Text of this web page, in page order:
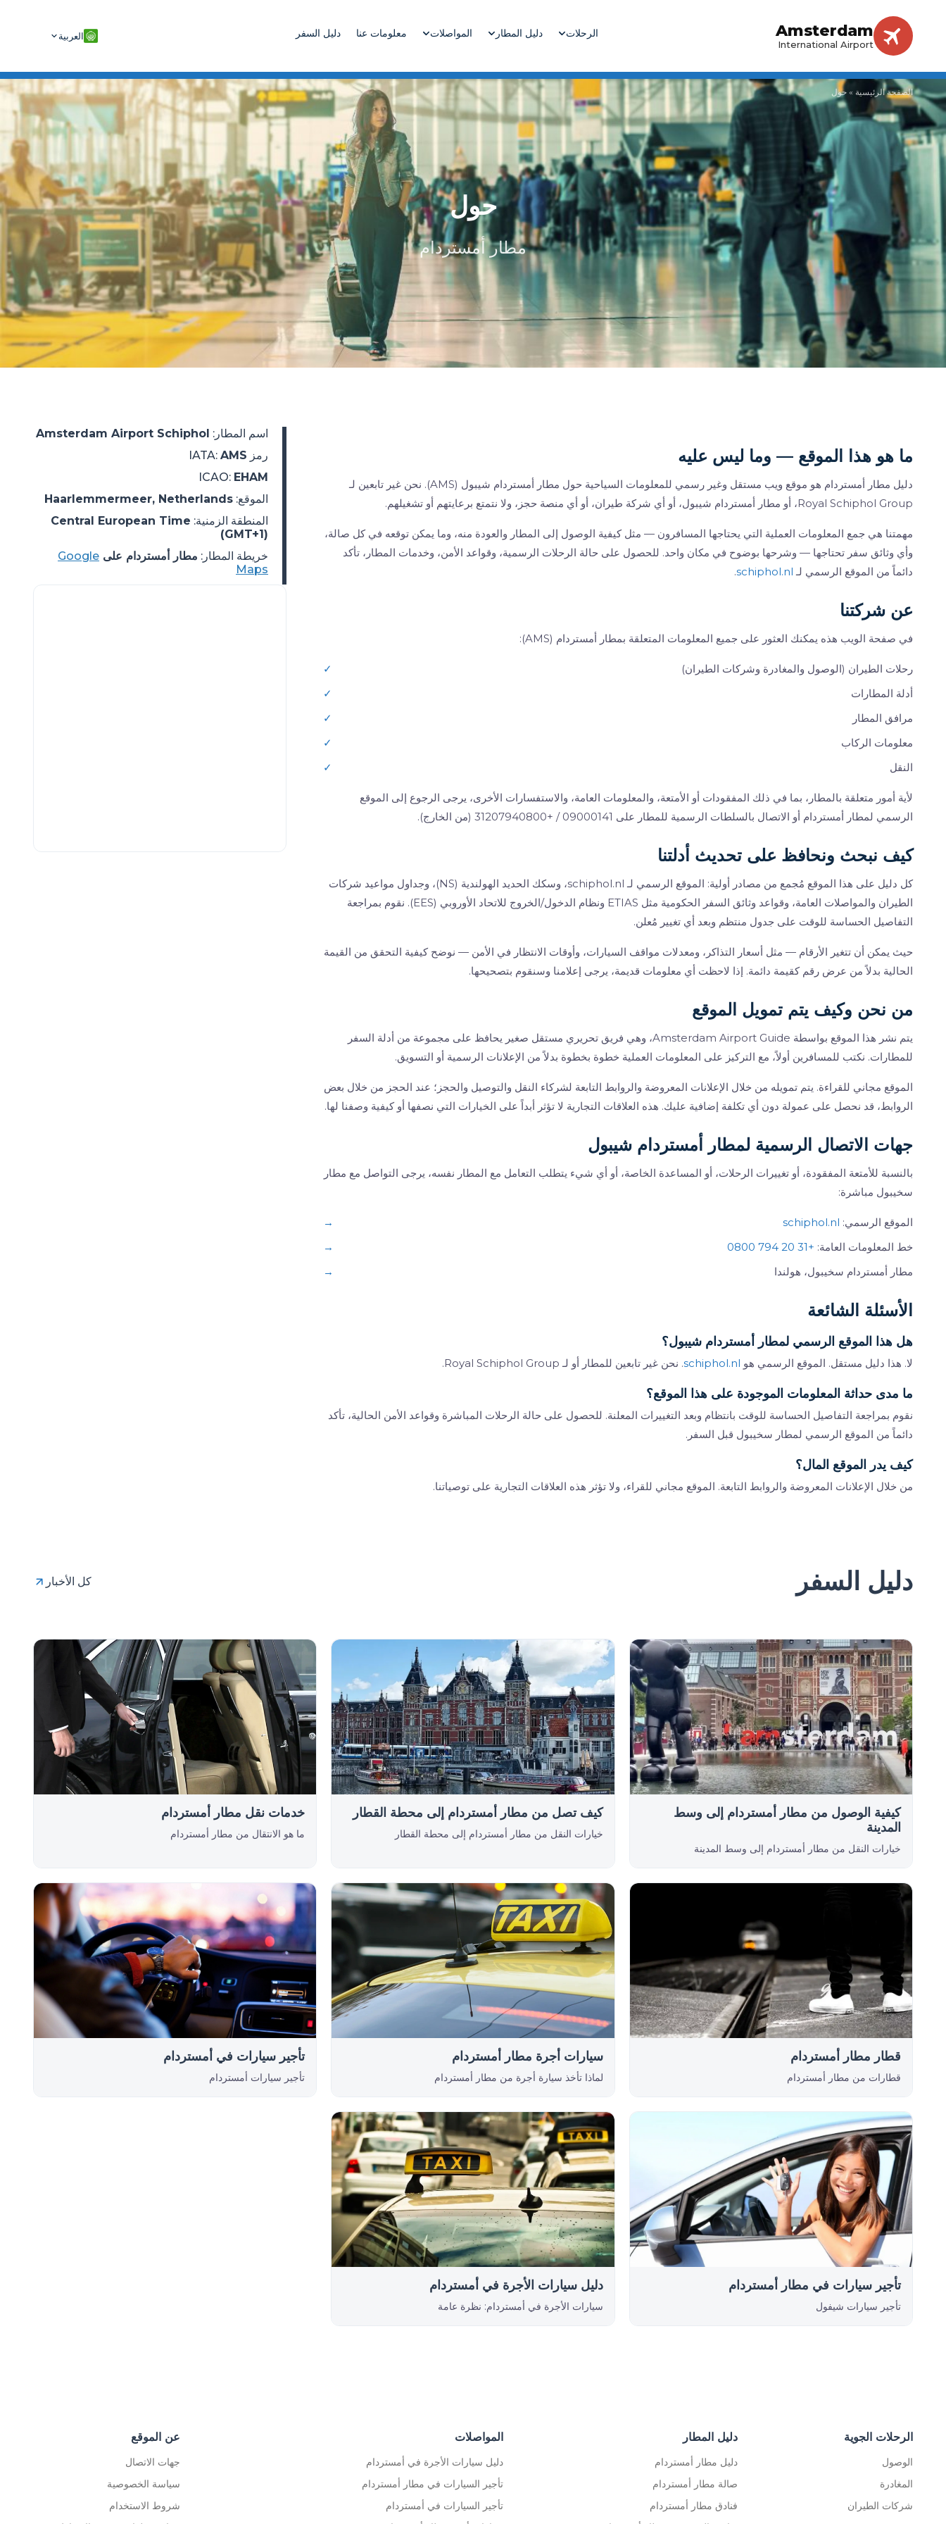
Amsterdam
International Airport
الرحلات دليل المطار المواصلات معلومات عنا دليل السفر العربية
الصفحة الرئيسية » حول
حول
مطار أمستردام
ما هو هذا الموقع — وما ليس عليه
دليل مطار أمستردام هو موقع ويب مستقل وغير رسمي للمعلومات السياحية حول مطار أمستردام شيبول (AMS). نحن غير تابعين لـ
Royal Schiphol Group، أو مطار أمستردام شيبول، أو أي شركة طيران، أو أي منصة حجز، ولا نتمتع برعايتهم أو تشغيلهم.
مهمتنا هي جمع المعلومات العملية التي يحتاجها المسافرون — مثل كيفية الوصول إلى المطار والعودة منه، وما يمكن توقعه في كل صالة،
وأي وثائق سفر تحتاجها — وشرحها بوضوح في مكان واحد. للحصول على حالة الرحلات الرسمية، وقواعد الأمن، وخدمات المطار، تأكد
دائماً من الموقع الرسمي لـ schiphol.nl
.
عن شركتنا
في صفحة الويب هذه يمكنك العثور على جميع المعلومات المتعلقة بمطار أمستردام (AMS):
✓
رحلات الطيران (الوصول والمغادرة وشركات الطيران)
✓
أدلة المطارات
✓
مرافق المطار
✓
معلومات الركاب
✓
النقل
لأية أمور متعلقة بالمطار، بما في ذلك المفقودات أو الأمتعة، والمعلومات العامة، والاستفسارات الأخرى، يرجى الرجوع إلى الموقع
الرسمي لمطار أمستردام أو الاتصال بالسلطات الرسمية للمطار على 09000141 / +31207940800 (من الخارج).
كيف نبحث ونحافظ على تحديث أدلتنا
كل دليل على هذا الموقع مُجمع من مصادر أولية: الموقع الرسمي لـ schiphol.nl، وسكك الحديد الهولندية (NS)، وجداول مواعيد شركات
الطيران والمواصلات العامة، وقواعد وثائق السفر الحكومية مثل ETIAS ونظام الدخول/الخروج للاتحاد الأوروبي (EES). نقوم بمراجعة
التفاصيل الحساسة للوقت على جدول منتظم وبعد أي تغيير مُعلن.
حيث يمكن أن تتغير الأرقام — مثل أسعار التذاكر، ومعدلات مواقف السيارات، وأوقات الانتظار في الأمن — نوضح كيفية التحقق من القيمة
الحالية بدلاً من عرض رقم كقيمة دائمة. إذا لاحظت أي معلومات قديمة، يرجى إعلامنا وسنقوم بتصحيحها.
من نحن وكيف يتم تمويل الموقع
يتم نشر هذا الموقع بواسطة Amsterdam Airport Guide، وهي فريق تحريري مستقل صغير يحافظ على مجموعة من أدلة السفر
للمطارات. نكتب للمسافرين أولاً، مع التركيز على المعلومات العملية خطوة بخطوة بدلاً من الإعلانات الرسمية أو التسويق.
الموقع مجاني للقراءة. يتم تمويله من خلال الإعلانات المعروضة والروابط التابعة لشركاء النقل والتوصيل والحجز؛ عند الحجز من خلال بعض
الروابط، قد نحصل على عمولة دون أي تكلفة إضافية عليك. هذه العلاقات التجارية لا تؤثر أبداً على الخيارات التي نصفها أو كيفية وصفنا لها.
جهات الاتصال الرسمية لمطار أمستردام شيبول
بالنسبة للأمتعة المفقودة، أو تغييرات الرحلات، أو المساعدة الخاصة، أو أي شيء يتطلب التعامل مع المطار نفسه، يرجى التواصل مع مطار
سخيبول مباشرة:
→ الموقع الرسمي: schiphol.nl
→
خط المعلومات العامة: +31 20 794 0800
→
مطار أمستردام سخيبول، هولندا
الأسئلة الشائعة
هل هذا الموقع الرسمي لمطار أمستردام شيبول؟
لا. هذا دليل مستقل. الموقع الرسمي هو schiphol.nl. نحن غير تابعين للمطار أو لـ Royal Schiphol Group.
ما مدى حداثة المعلومات الموجودة على هذا الموقع؟
نقوم بمراجعة التفاصيل الحساسة للوقت بانتظام وبعد التغييرات المعلنة. للحصول على حالة الرحلات المباشرة وقواعد الأمن الحالية، تأكد
دائماً من الموقع الرسمي لمطار سخيبول قبل السفر.
كيف يدر الموقع المال؟
من خلال الإعلانات المعروضة والروابط التابعة. الموقع مجاني للقراء، ولا تؤثر هذه العلاقات التجارية على توصياتنا.
اسم المطار :
Amsterdam Airport Schiphol
رمز IATA
: AMS
ICAO: EHAM
الموقع:
Haarlemmermeer, Netherlands
المنطقة الزمنية:
Central European Time
(GMT+1)
خريطة المطار: مطار أمستردام على Google
Maps
دليل السفر كل الأخبار
كيفية الوصول من مطار أمستردام إلى وسط
المدينة
خيارات النقل من مطار أمستردام إلى وسط المدينة
كيف تصل من مطار أمستردام إلى محطة القطار
خيارات النقل من مطار أمستردام إلى محطة القطار
خدمات نقل مطار أمستردام
ما هو الانتقال من مطار أمستردام
قطار مطار أمستردام
قطارات من مطار أمستردام
سيارات أجرة مطار أمستردام
لماذا تأخذ سيارة أجرة من مطار أمستردام
تأجير سيارات في أمستردام
تأجير سيارات أمستردام
تأجير سيارات في مطار أمستردام
تأجير سيارات شيفول
دليل سيارات الأجرة في أمستردام
سيارات الأجرة في أمستردام: نظرة عامة
الرحلات الجوية
الوصول
المغادرة
شركات الطيران
دليل المطار
دليل مطار أمستردام
صالة مطار أمستردام
فنادق مطار أمستردام
المواصلات
دليل سيارات الأجرة في أمستردام
تأجير السيارات في مطار أمستردام
تأجير السيارات في أمستردام
عن الموقع
جهات الاتصال
سياسة الخصوصية
شروط الاستخدام